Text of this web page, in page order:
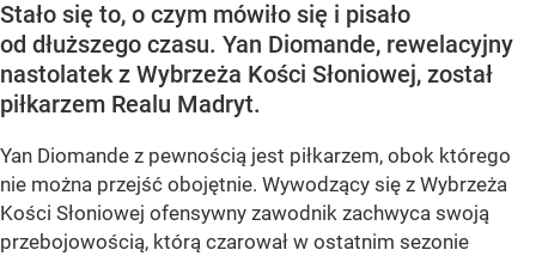
Stało się to, o czym mówiło się i pisało
od dłuższego czasu. Yan Diomande, rewelacyjny
nastolatek z Wybrzeża Kości Słoniowej, został
piłkarzem Realu Madryt.
Yan Diomande z pewnością jest piłkarzem, obok którego
nie można przejść obojętnie. Wywodzący się z Wybrzeża
Kości Słoniowej ofensywny zawodnik zachwyca swoją
przebojowością, którą czarował w ostatnim sezonie